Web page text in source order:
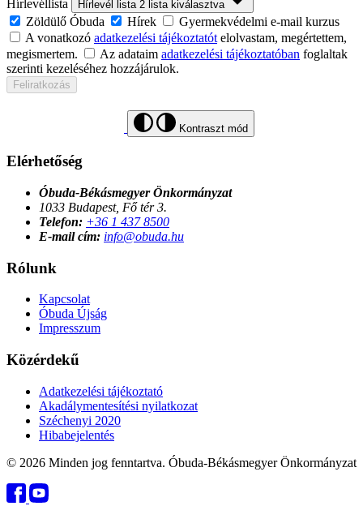
Hírlevéllista
Hírlevél lista 2 lista kiválasztva
Zöldülő Óbuda Hírek
Gyermekvédelmi e-mail kurzus
A vonatkozó adatkezelési tájékoztatótelolvastam, megértettem,
megismertem.
Az adataim adatkezelési tájékoztatóban foglaltak
szerinti kezeléséhez hozzájárulok.
Feliratkozás
Kontraszt mód
Elérhetőség
Óbuda-Békásmegyer Önkormányzat
1033 Budapest, Fő tér 3.
Telefon: +36 1 437 8500
E-mail cím: info@obuda.hu
Rólunk
Kapcsolat
Óbuda Újság
Impresszum
Közérdekű
Adatkezelési tájékoztató
Akadálymentesítési nyilatkozat
Széchenyi 2020
Hibabejelentés
© 2026 Minden jog fenntartva. Óbuda-Békásmegyer Önkormányzat